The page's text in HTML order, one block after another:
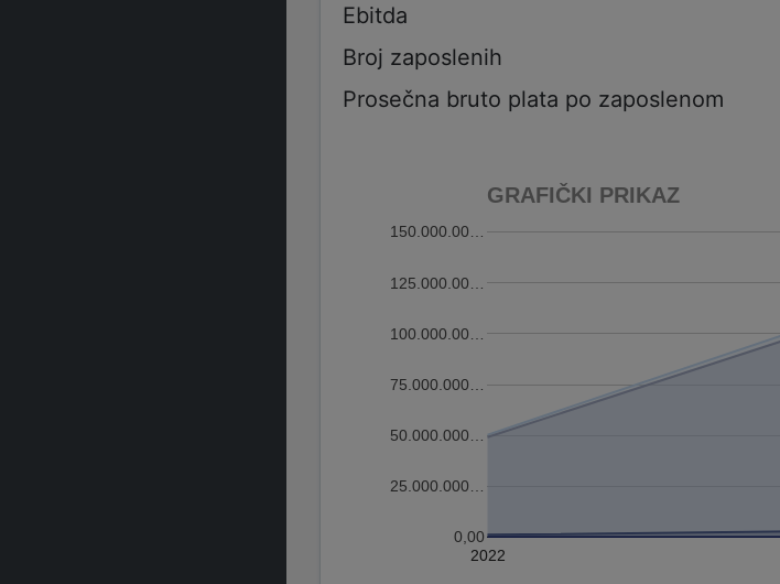
Ebitda
Broj zaposlenih
Prosečna bruto plata po zaposlenom
GRAFIČKI PRIKAZ
2022
0,00
25.000.000…
50.000.000…
75.000.000…
100.000.00…
125.000.00…
150.000.00…